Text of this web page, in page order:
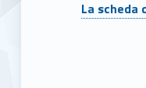
La scheda